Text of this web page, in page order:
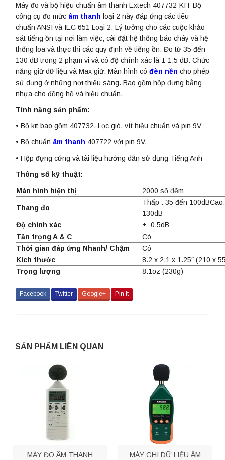
Máy đo và bộ hiệu chuẩn âm thanh Extech 407732-KIT Bộ
công cụ đo mức âm thanh loại 2 này đáp ứng các tiêu
chuẩn ANSI và IEC 651 Loại 2. Lý tưởng cho các cuộc khảo
sát tiếng ồn tại nơi làm việc, cài đặt hệ thống báo cháy và hệ
thống loa và thực thi các quy định về tiếng ồn. Đo từ 35 đến
130 dB trong 2 phạm vi và có độ chính xác là ± 1,5 dB. Chức
năng giữ dữ liệu và Max giữ. Màn hình có đèn nền cho phép
sử dụng ở những nơi thiếu sáng. Bao gồm hộp đựng bằng
nhựa cho đồng hồ và hiệu chuẩn.
Tính năng sản phẩm:
• Bộ kit bao gồm 407732, Lọc gió, vít hiệu chuẩn và pin 9V
• Bộ chuẩn âm thanh 407722 với pin 9V.
• Hộp đựng cứng và tài liệu hướng dẫn sử dụng Tiếng Anh
Thông số kỹ thuật:
Màn hình hiện thị 2000 số đếm
Thang đo
Thấp : 35 đến
130dB
Độ chính xác
± 0.5dB
Tần trọng A & C
Có
Thời gian đáp ứng Nhanh/ Chậm
Có
Kích thước
8.2 x 2.1 x 1.25″ (210 x
Trọng lượng
8.1oz (230g)
Facebook Twitter Google+ Pin It
SẢN PHẨM LIÊN QUAN
MÁY ĐO ÂM THANH
MÁY GHI DỮ LIỆU ÂM